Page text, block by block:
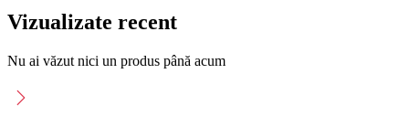
Vizualizate recent
Nu ai văzut nici un produs până acum